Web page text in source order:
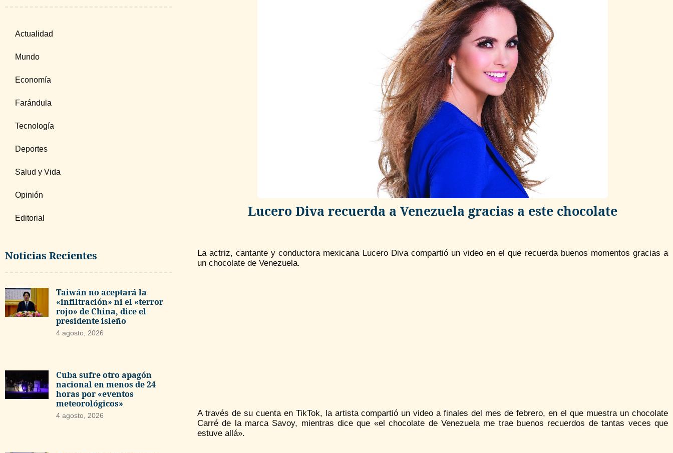
Actualidad
Mundo
Economía
Farándula
Tecnología
Deportes
Salud y Vida
Opinión
Editorial
Noticias Recientes
Taiwán no aceptará la
«infiltración» ni el «terror
rojo» de China, dice el
presidente isleño
4 agosto, 2026
Cuba sufre otro apagón
nacional en menos de 24
horas por «eventos
meteorológicos»
4 agosto, 2026
Lucero Diva recuerda a Venezuela gracias a este chocolate
La actriz, cantante y conductora mexicana Lucero Diva compartió un video en el que recuerda buenos momentos gracias a
un chocolate de Venezuela.
A través de su cuenta en TikTok, la artista compartió un video a finales del mes de febrero, en el que muestra un chocolate
Carré de la marca Savoy, mientras dice que «el chocolate de Venezuela me trae buenos recuerdos de tantas veces que
estuve allá».